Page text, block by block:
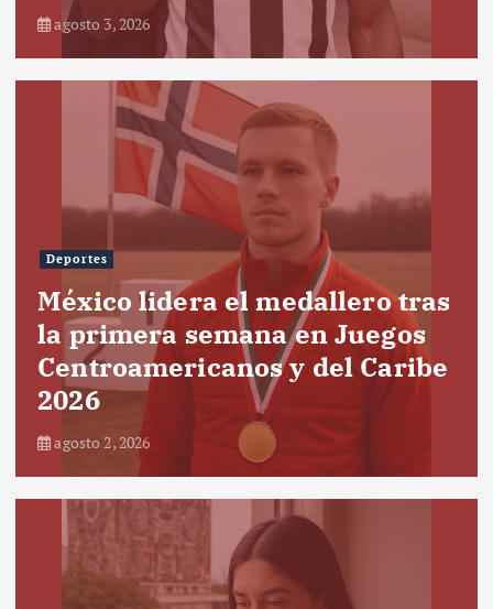
agosto 3, 2026
Deportes
México lidera el medallero tras
la primera semana en Juegos
Centroamericanos y del Caribe
2026
agosto 2, 2026